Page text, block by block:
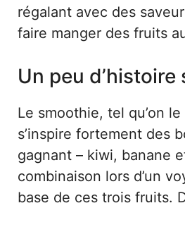
régalant avec des
faire manger des fruits
Un peu
Le smoothie, tel qu’on
s’inspire fortement des
gagnant – kiwi, banane
combinaison lors d’un
base de ces trois fruits.